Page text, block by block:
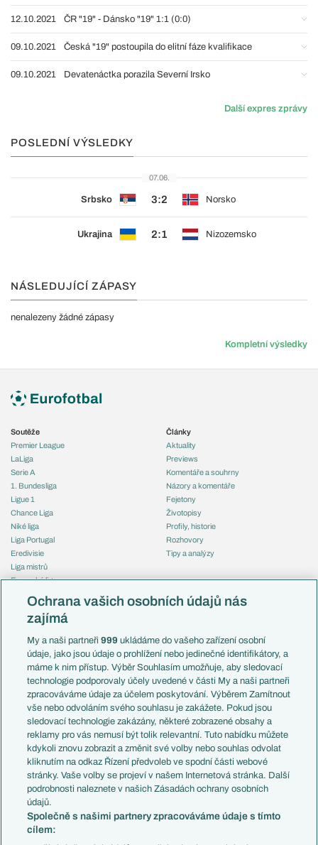
12.10.2021 ČR "19" - Dánsko "19" 1:1 (0:0)
09.10.2021 Česká "19" postoupila do elitní fáze kvalifikace
09.10.2021 Devatenáctka porazila Severní Irsko
Další expres zprávy
POSLEDNÍ VÝSLEDKY
07.06.
Srbsko 3:2 Norsko
Ukrajina 2:1 Nizozemsko
NÁSLEDUJÍCÍ ZÁPASY
nenalezeny žádné zápasy
Kompletní výsledky
Soutěže
Premier League
LaLiga
Serie A
1. Bundesliga
Ligue 1
Chance Liga
Niké liga
Liga Portugal
Eredivisie
Liga mistrů
Evropská liga
Mistrovství světa
Liga národů
Témata
Představení týmů MS
EuroSkauting
PL v kostce
Evropské koeficienty
Přestupy
Přestupové spekulace
Zranění
Kluby
Arsenal FC
Chelsea FC
Manchester United
AC Milán
Články
Aktuality
Previews
Komentáře a souhrny
Názory a komentáře
Fejetony
Životopisy
Profily, historie
Rozhovory
Tipy a analýzy
Česko
Francie
Itálie
Německo
Španělsko
Argentina
Brazílie
Přestupy
Zápasy
Livescore
Tipovací soutěž
Ochrana vašich osobních údajů nás
zajímá
My a naši partneři999 ukládáme do vašeho zařízení osobní
údaje, jako jsou údaje o prohlížení nebo jedinečné identifikátory, a
máme k nim přístup. Výběr Souhlasím umožňuje, aby sledovací
technologie podporovaly účely uvedené v části My a naši partneři
zpracováváme údaje za účelem poskytování. Výběrem Zamítnout
vše nebo odvoláním svého souhlasu je zakážete. Pokud jsou
sledovací technologie zakázány, některé zobrazené obsahy a
reklamy pro vás nemusí být tolik relevantní. Tuto nabídku můžete
kdykoli znovu zobrazit a změnit své volby nebo souhlas odvolat
kliknutím na odkaz Řízení předvoleb ve spodní části webové
stránky. Vaše volby se projeví v našem Internetová stránka. Další
podrobnosti naleznete v našich Zásadách ochrany osobních
údajů.
Společně s našimi partnery zpracováváme údaje s tímto
cílem: